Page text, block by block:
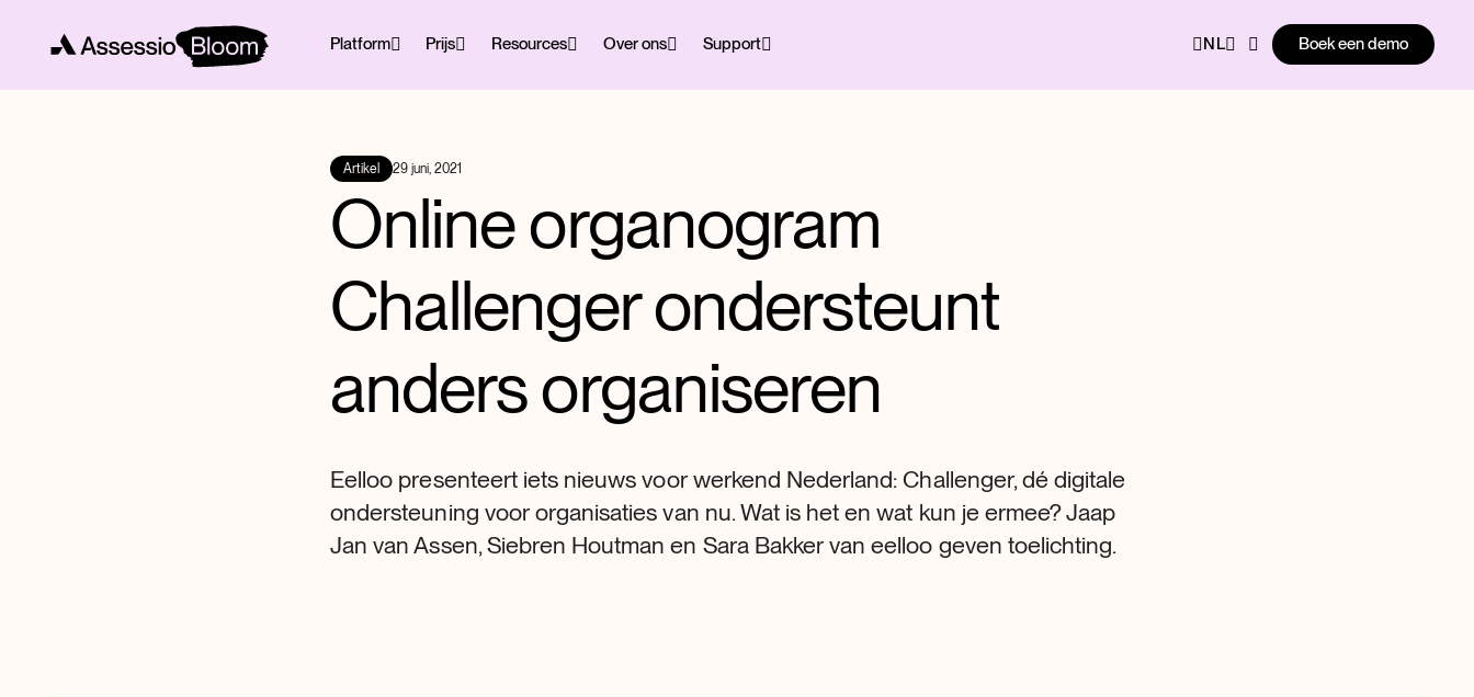
Platform Prijs Resources Over ons Support Boek een demo
Artikel 29 juni, 2021
Online organogram
Challenger ondersteunt
anders organiseren
Eelloo presenteert iets nieuws voor werkend Nederland: Challenger, dé digitale
ondersteuning voor organisaties van nu. Wat is het en wat kun je ermee? Jaap
Jan van Assen, Siebren Houtman en Sara Bakker van eelloo geven toelichting.